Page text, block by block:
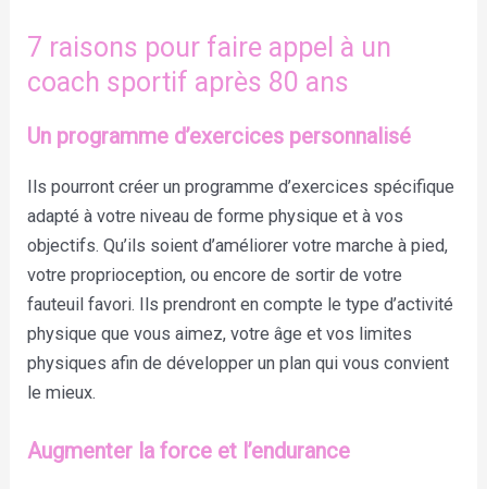
7 raisons pour faire appel à un
coach sportif après 80 ans
Un programme d’exercices personnalisé
Ils pourront créer un programme d’exercices spécifique
adapté à votre niveau de forme physique et à vos
objectifs. Qu’ils soient d’améliorer votre marche à pied,
votre proprioception, ou encore de sortir de votre
fauteuil favori. Ils prendront en compte le type d’activité
physique que vous aimez, votre âge et vos limites
physiques afin de développer un plan qui vous convient
le mieux.
Augmenter la force et l’endurance